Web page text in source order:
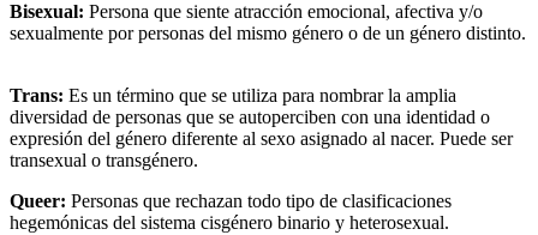
Bisexual: Persona que siente atracción emocional, afectiva y/o
sexualmente por personas del mismo género o de un género distinto.
Trans: Es un término que se utiliza para nombrar la amplia
diversidad de personas que se autoperciben con una identidad o
expresión del género diferente al sexo asignado al nacer. Puede ser
transexual o transgénero.
Queer: Personas que rechazan todo tipo de clasificaciones
hegemónicas del sistema cisgénero binario y heterosexual.